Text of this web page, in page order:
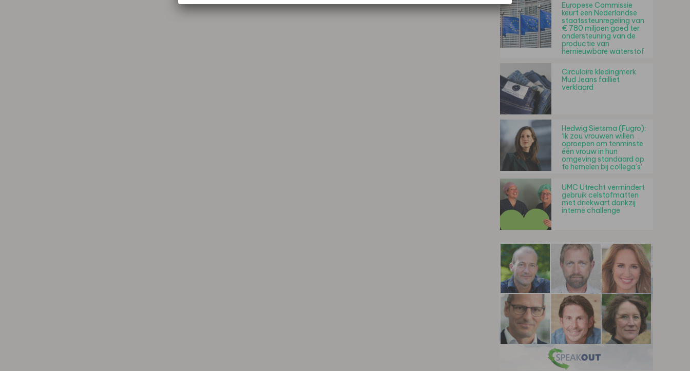
Europese Commissie
keurt een Nederlandse
staatssteunregeling van
€ 780 miljoen goed ter
ondersteuning van de
productie van
hernieuwbare waterstof
Circulaire kledingmerk
Mud Jeans failliet
verklaard
Hedwig Sietsma (Fugro):
‘Ik zou vrouwen willen
oproepen om tenminste
één vrouw in hun
omgeving standaard op
te hemelen bij collega’s’
UMC Utrecht vermindert
gebruik celstofmatten
met driekwart dankzij
interne challenge